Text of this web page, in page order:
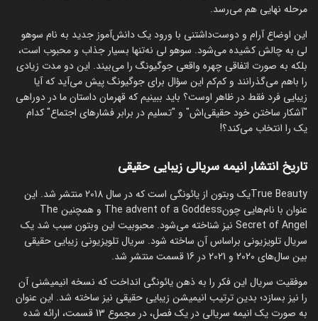
مرحله نهایی هم می‌رسد.
این اوضاع آرام و دوست‌داشتنی با ورود یک دانش‌آموز جدید به نام سوهو
لی به چالش کشیده می‌شود. سوهو لی نه‌تنها بسیار جذاب و محبوب است،
بلکه به صورت اتفاقی چهره واقعی جوگیونگ را می‌بیند. این دو مدت زیادی
را باهم می‌گذرانند و کم‌کم این سؤال برای جوگیونگ پیش می‌آید که آیا
زیبایی فرد فقط در ظاهر اوست؟ باید ببینیم که قهرمان داستان ما در دوراهی
"آشکار ساختن خود حقیقی‌اش" و "تسلیم در برابر فشارهای اجتماع" کدام
یک را انتخاب می‌کند؟!
تاریخ انتشار انیمه سریالی زیبایی حقیقی
True Beautyیک وبتون از یائونگی است که در سال 2018 منتشر شد. این
عنوان با نام‌هایی چونThe advent of a Goddess و همچنین The
Secret of Angel نیز شناخته می‌شود. محبوبیت این وبتون سبب شد یک
سریال تلویزیونی براساس آن ساخته شود. سریال تلویزیونی زیبایی حقیقی
بین سال‌های 2020 و 2021 در 16 قسمت منتشر شد.
موفقیت سریال این فکر را به ذهن یائونگی انداخت که نسخه انیمیشنی آن
را نیز بسازد؛ بدین ترتیب انیمیشن زیبایی حقیقی نیز ساخته شد. این عنوان
به صورت یک انیمه سریالی در یک فصل، در مجموع 13 قسمت، ارائه شده